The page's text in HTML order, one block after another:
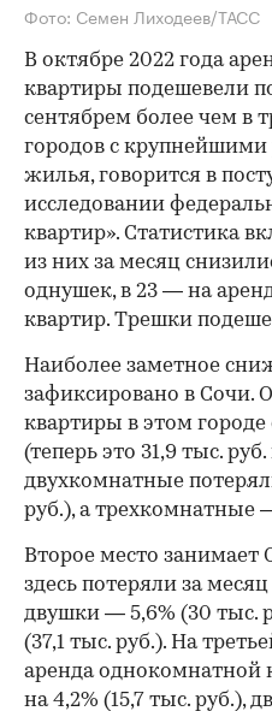
Фото: Семен Лиходеев/ТАСС
В октябре 2022 года
квартиры подешевели
сентябрем более чем в
городов с
жилья, говорится в
исследовании
квартир». Статистика
из них за месяц
однушек, в 23 — на
квартир. Трешки
Наиболее заметное
зафиксировано в Сочи.
квартиры в этом городе
(теперь это 31,9 тыс.
двухкомнатные
руб.), а трехкомнатные
Второе место занимает
здесь потеряли за
двушки — 5,6% (30 тыс.
(37,1 тыс. руб.). На
аренда однокомнатной
на 4,2% (15,7 тыс. руб.),